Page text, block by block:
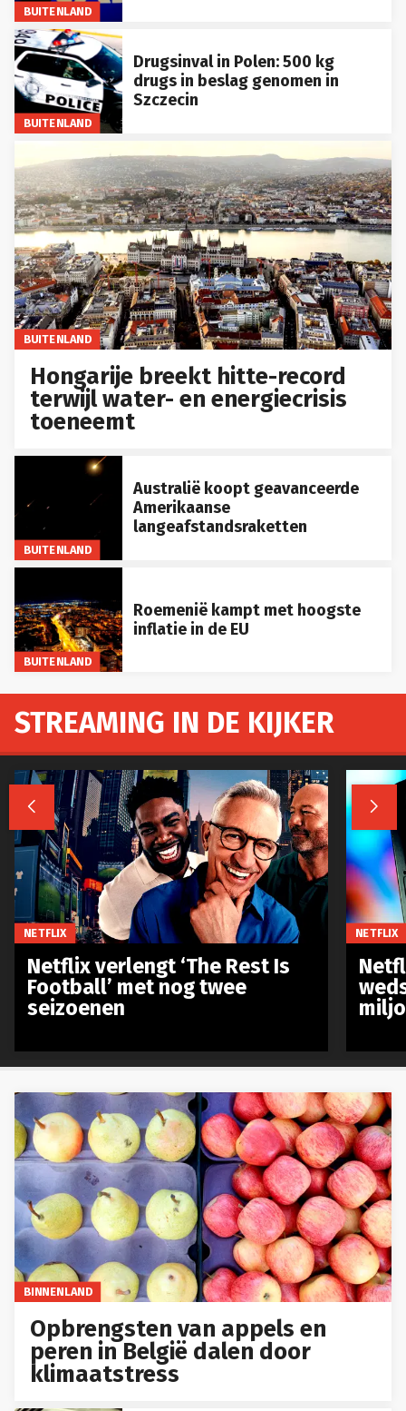
BUITENLAND
BUITENLAND
Drugsinval in Polen: 500 kg
drugs in beslag genomen in
Szczecin
BUITENLAND
Hongarije breekt hitte-record
terwijl water- en energiecrisis
toeneemt
BUITENLAND
Australië koopt geavanceerde
Amerikaanse
langeafstandsraketten
BUITENLAND
Roemenië kampt met hoogste
inflatie in de EU
BINNENLAND
Opbrengsten van appels en
peren in België dalen door
klimaatstress
STREAMING IN DE KIJKER
 
NETFLIX
Netflix verlengt ‘The Rest Is
Football’ met nog twee
seizoenen
NETFLIX